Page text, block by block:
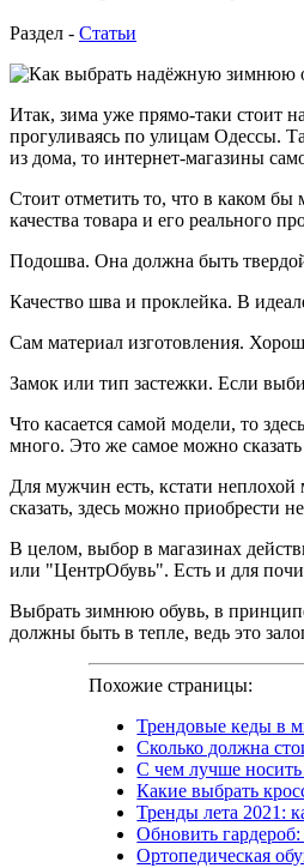
Раздел - Статьи
Итак, зима уже прямо-таки стоит
прогуливаясь по улицам Одессы.
из дома, то интернет-магазины
Стоит отметить то, что в каком бы
качества товара и его реального
Подошва. Она должна быть
Качество шва и проклейка. В
Сам материал изготовления.
Замок или тип застежки. Если
Что касается самой модели, то
много. Это же самое можно
Для мужчин есть, кстати
сказать, здесь можно приобрести
В целом, выбор в магазинах
или "ЦентрОбувь". Есть и для
Выбрать зимнюю обувь, в
должны быть в тепле, ведь это
Похожие страницы:
Трендовые кеды в
Сколько должна
С чем лучше носить
Какие выбрать
Тренды лета 2021:
Обновить
Ортопедическая